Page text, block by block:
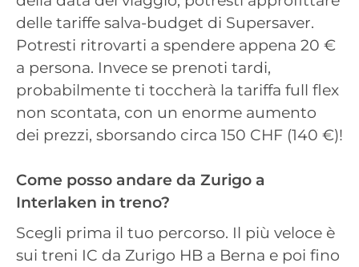
delle tariffe salva-budget di Supersaver.
Potresti ritrovarti a spendere appena 20 €
a persona. Invece se prenoti tardi,
probabilmente ti toccherà la tariffa full flex
non scontata, con un enorme aumento
dei prezzi, sborsando circa 150 CHF (140 €)!
Come posso andare da Zurigo a
Interlaken in treno?
Scegli prima il tuo percorso. Il più veloce è
sui treni IC da Zurigo HB a Berna e poi fino